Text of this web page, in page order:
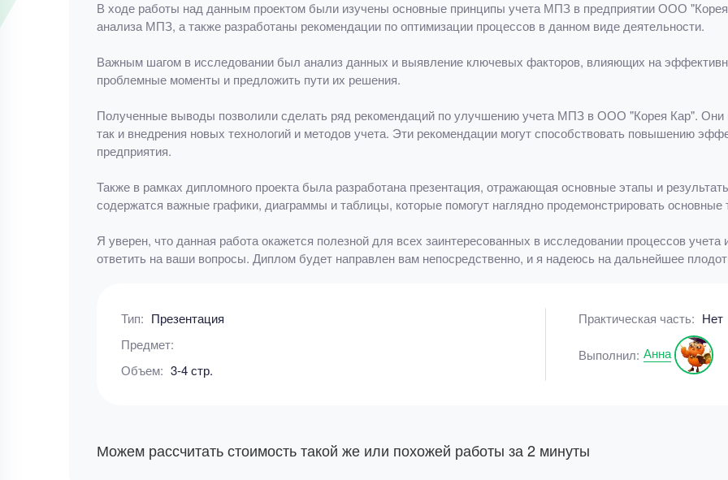
В ходе работы над данным проектом были изучены основные принципы учета МПЗ в предприятии ООО
анализа МПЗ, а также разработаны рекомендации по оптимизации процессов в данном виде деятельности.
Важным шагом в исследовании был анализ данных и выявление ключевых факторов, влияющих на
проблемные моменты и предложить пути их решения.
Полученные выводы позволили сделать ряд рекомендаций по улучшению учета МПЗ в ООО "Корея Кар". Они
так и внедрения новых технологий и методов учета. Эти рекомендации могут способствовать повышению
предприятия.
Также в рамках дипломного проекта была разработана презентация, отражающая основные этапы и
содержатся важные графики, диаграммы и таблицы, которые помогут наглядно продемонстрировать основные
Я уверен, что данная работа окажется полезной для всех заинтересованных в исследовании процессов
ответить на ваши вопросы. Диплом будет направлен вам непосредственно, и я надеюсь на дальнейшее
Тип: Презентация
Предмет:
Объем: 3-4 стр.
Практическая часть: Нет
Выполнил: Анна
Можем рассчитать стоимость такой же или похожей работы за 2 минуты